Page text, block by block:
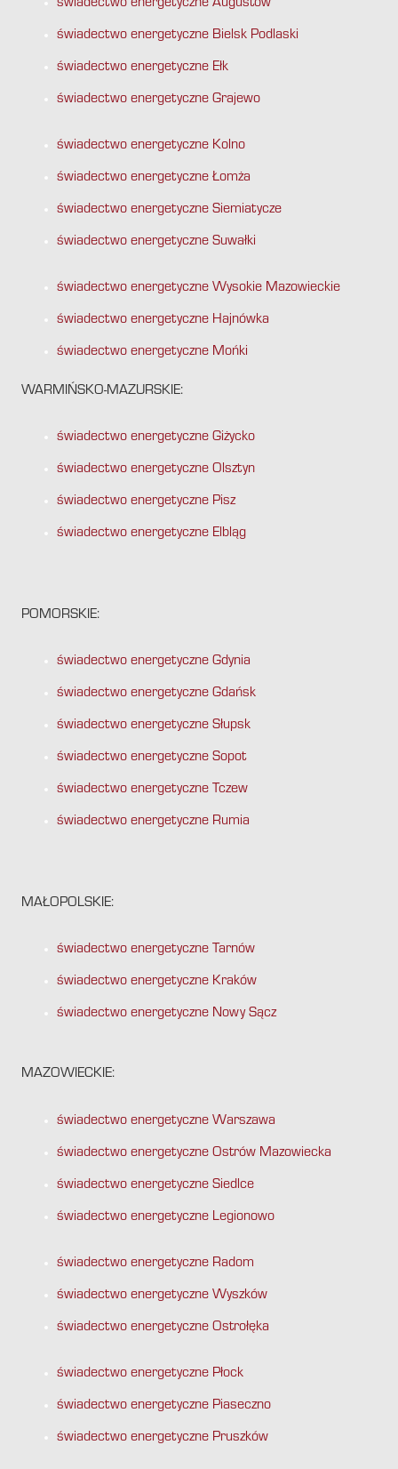
świadectwo energetyczne Augustów
świadectwo energetyczne Bielsk Podlaski
świadectwo energetyczne Ełk
świadectwo energetyczne Grajewo
świadectwo energetyczne Kolno
świadectwo energetyczne Łomża
świadectwo energetyczne Siemiatycze
świadectwo energetyczne Suwałki
świadectwo energetyczne Wysokie Mazowieckie
świadectwo energetyczne Hajnówka
świadectwo energetyczne Mońki
WARMIŃSKO-MAZURSKIE:
świadectwo energetyczne Giżycko
świadectwo energetyczne Olsztyn
świadectwo energetyczne Pisz
świadectwo energetyczne Elbląg
POMORSKIE:
świadectwo energetyczne Gdynia
świadectwo energetyczne Gdańsk
świadectwo energetyczne Słupsk
świadectwo energetyczne Sopot
świadectwo energetyczne Tczew
świadectwo energetyczne Rumia
MAŁOPOLSKIE:
świadectwo energetyczne Tarnów
świadectwo energetyczne Kraków
świadectwo energetyczne Nowy Sącz
MAZOWIECKIE:
świadectwo energetyczne Warszawa
świadectwo energetyczne Ostrów Mazowiecka
świadectwo energetyczne Siedlce
świadectwo energetyczne Legionowo
świadectwo energetyczne Radom
świadectwo energetyczne Wyszków
świadectwo energetyczne Ostrołęka
świadectwo energetyczne Płock
świadectwo energetyczne Piaseczno
świadectwo energetyczne Pruszków